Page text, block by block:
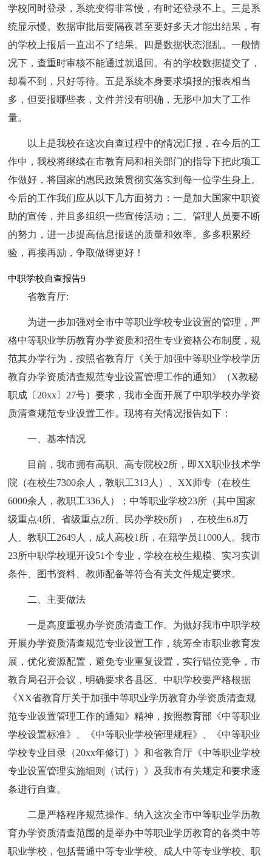
学校同时登录，系统变得非常慢，有时还登录不上。三是系
统显示慢。数据审批后要隔夜甚至要好多天才能出结果，有
的学校上报后一直出不了结果。四是数据状态混乱。一般情
况下，查重时审核不能通过就退回。有的学校数据提交了，
却看不到，只好等待。五是系统本身要求填报的报表相当
多，但要报哪些表，文件并没有明确，无形中加大了工作
量。
以上是我校在这次自查过程中的情况汇报，在今后的工
作中，我校将继续在市教育局和相关部门的指导下把此项工
作做好，将国家的惠民政策贯彻实落实到每一位学生身上。
今后的工作我们应从以下几方面努力：一是加大国家中职资
助的宣传，并且多组织一些宣传活动；二、管理人员要不断
的努力，进一步提高信息报送的质量和效率。多多积累经
验，再接再励，争取做得更好！
中职学校自查报告9
省教育厅:
为进一步加强对全市中等职业学校专业设置的管理，严
格中等职业学历教育办学资质和招生专业资格公布制度，规
范其办学行为，按照省教育厅《关于加强中等职业学校学历
教育办学资质清查规范专业设置管理工作的通知》（X教秘
职成〔20xx〕27号）要求，我市全面开展了中职学校办学资
质清查规范专业设置工作。现将有关情况报告如下：
一、基本情况
目前，我市拥有高职、高专院校2所，即XX职业技术学
院（在校生7300余人，教职工313人）、XX师专（在校生
6000余人，教职工336人）；中等职业学校23所（其中国家
级重点4所、省级重点2所、民办学校6所），在校生6.8万
人、教职工2649人，成人高校1所，在籍学员11000人。我市
23所中职学校现开设51个专业，学校在校生规模、实习实训
条件、图书资料、教师配备等符合有关文件规定要求。
二、主要做法
一是高度重视办学资质清查工作。为做好我市中职学校
开展办学资质清查规范专业设置工作，统筹全市职业教育发
展，优化资源配置，避免专业重复设置，实行错位竞争，市
教育局召开会议，明确要求各县区、中职学校要严格根据
《XX省教育厅关于加强中等职业学历教育办学资质清查规
范专业设置管理工作的通知》精神，按照教育部《中等职业
学校设置标准》、《中等职业学校管理规程》、《中等职业
学校专业目录（20xx年修订）》和省教育厅《中等职业学校
专业设置管理实施细则（试行）》及我市有关规定和要求逐
条进行自查。
二是严格程序规范操作。纳入这次全市中等职业学历教
育办学资质清查范围的是举办中等职业学历教育的各类中等
职业学校，包括普通中等专业学校、成人中等专业学校、职